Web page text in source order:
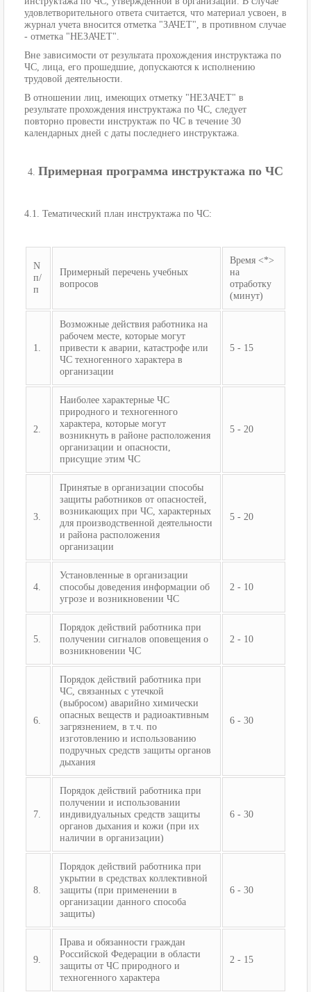
удовлетворительного ответа считается, что материал усвоен, в
журнал учета вносится отметка "ЗАЧЕТ", в противном случае
- отметка "НЕЗАЧЕТ".
Вне зависимости от результата прохождения инструктажа по
ЧС, лица, его прошедшие, допускаются к исполнению
трудовой деятельности.
В отношении лиц, имеющих отметку "НЕЗАЧЕТ" в
результате прохождения инструктажа по ЧС, следует
повторно провести инструктаж по ЧС в течение 30
календарных дней с даты последнего инструктажа.
Примерная программа инструктажа по ЧС
4.1. Тематический план инструктажа по ЧС:
N
п/
п
Примерный перечень учебных
вопросов
Время <*>
на
отработку
(минут)
1.
Возможные действия работника на
рабочем месте, которые могут
привести к аварии, катастрофе или
ЧС техногенного характера в
организации
5 - 15
2.
Наиболее характерные ЧС
природного и техногенного
характера, которые могут
возникнуть в районе расположения
организации и опасности,
присущие этим ЧС
5 - 20
3.
Принятые в организации способы
защиты работников от опасностей,
возникающих при ЧС, характерных
для производственной деятельности
и района расположения
организации
5 - 20
4.
Установленные в организации
способы доведения информации об
угрозе и возникновении ЧС
2 - 10
5.
Порядок действий работника при
получении сигналов оповещения о
возникновении ЧС
2 - 10
6.
Порядок действий работника при
ЧС, связанных с утечкой
(выбросом) аварийно химически
опасных веществ и радиоактивным
загрязнением, в т.ч. по
изготовлению и использованию
подручных средств защиты органов
дыхания
6 - 30
7.
Порядок действий работника при
получении и использовании
индивидуальных средств защиты
органов дыхания и кожи (при их
наличии в организации)
6 - 30
8.
Порядок действий работника при
укрытии в средствах коллективной
защиты (при применении в
организации данного способа
защиты)
6 - 30
9.
Права и обязанности граждан
Российской Федерации в области
защиты от ЧС природного и
техногенного характера
2 - 15